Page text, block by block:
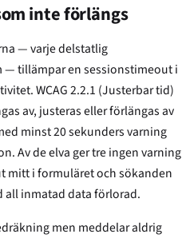
inte förlängs
— varje delstatlig
— tillämpar en sessionstimeout i
WCAG 2.2.1 (Justerbar tid)
av, justeras eller förlängas av
minst 20 sekunders varning
Av de elva ger tre ingen varning
mitt i formuläret och sökanden
inmatad data förlorad.
men meddelar aldrig